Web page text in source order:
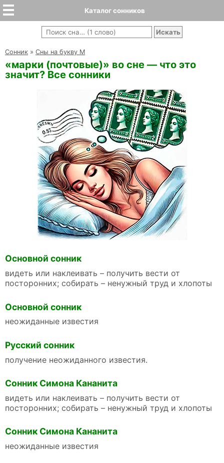
Каталог сонников
Cонник » Сны на букву М
«марки (почтовые)» во сне — что это
значит? Все сонники
Основной сонник
видеть или наклеивать – получить вести от
посторонних; собирать – ненужный труд и хлопоты
Основной сонник
неожиданные известия
Русский сонник
получение неожиданного известия.
Сонник Симона Кананита
видеть или наклеивать – получить вести от
посторонних; собирать – ненужный труд и хлопоты
Сонник Симона Кананита
неожиданные известия